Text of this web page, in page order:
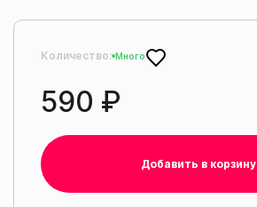
Количество: Много
590 ₽
Добавить в корзину